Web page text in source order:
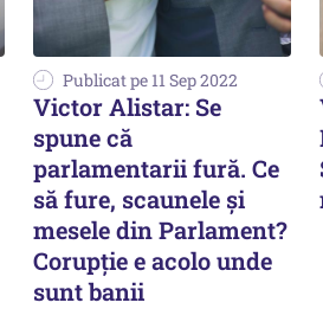
Publicat pe 11 Sep 2022
Victor Alistar: Se
spune că
parlamentarii fură. Ce
să fure, scaunele şi
mesele din Parlament?
Corupţie e acolo unde
sunt banii